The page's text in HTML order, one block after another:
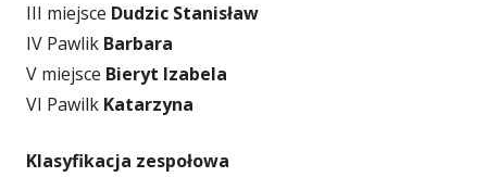
III miejsce Dudzic Stanisław
IV Pawlik Barbara
V miejsce Bieryt Izabela
VI Pawilk Katarzyna
Klasyfikacja zespołowa